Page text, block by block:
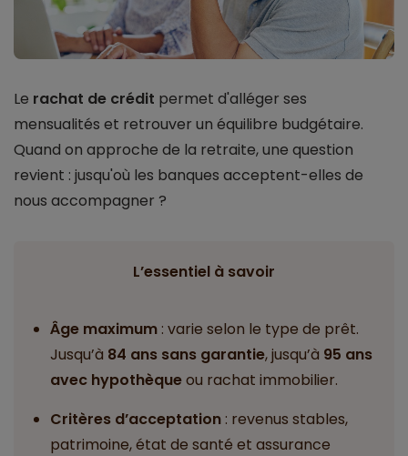
Le rachat de crédit permet d'alléger ses
mensualités et retrouver un équilibre budgétaire.
Quand on approche de la retraite, une question
revient : jusqu'où les banques acceptent-elles de
nous accompagner ?
L’essentiel à savoir
Âge maximum : varie selon le type de prêt.
Jusqu’à 84 ans sans garantie, jusqu’à 95 ans
avec hypothèqueou rachat immobilier.
Critères d’acceptation : revenus stables,
patrimoine, état de santé et assurance